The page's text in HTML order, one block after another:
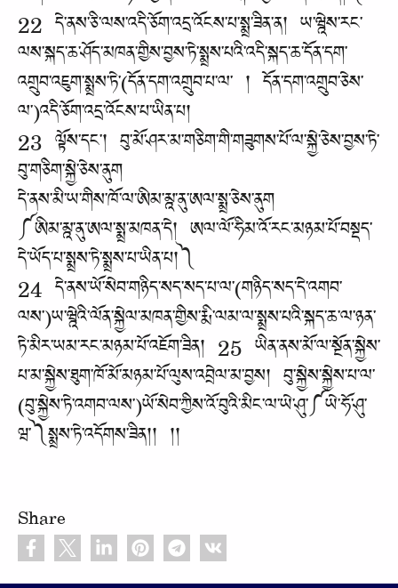
22 དེ་ནས་ཅི་ལས་འདི་ཅོག་འདྲ་འོངས་པ་སྨྲ་ཟིན་ན། ཡ་ཝྰེས་རང་
ལས་སྐད་ཆ་ཤོད་མཁན་གྱིས་བྱས་ཏེ་སྨྲས་པའི་འདི་སྐད་ཆ་དོན་དག་
འགྲུབ་འཇུག་སྨྲས་ཏེ་(དོན་དག་འགྲུབ་པ་ལ་ ། དོན་དག་འགྲུབ་ཅེས་
ལ་)འདི་ཅོག་འདྲ་འོངས་པ་ཡིན་པ།
23 ལྟོས་དང་། བུ་མོ་ཤར་མ་གཅིག་གི་གཟུགས་པོ་ལ་སྐྱེ་ཅེས་བྱས་ཏེ་
བུ་གཅིག་སྐྱེ་ཅེས་ནུག
དེ་ནས་མི་ཡ་གིས་ཁོ་ལ་ཨིམ་མྰ་ནུ་ཨལ་སྨྲ་ཅེས་ནུག
༼ཨིམ་མྰ་ནུ་ཨལ་སྨྲ་མཁན་དེ། ཨལ་ལོ་ཧིམ་འོ་རང་མཉམ་པོ་བསྡད་
དེ་ཡོད་པ་སྨྲས་ཏེ་སྨྲས་པ་ཡིན་པ།༽
24 དེ་ནས་ཡོ་སེབ་གཉིད་སད་སད་པ་ལ་(གཉིད་སད་དེ་འགབ་
ལས་)ཡ་ཝྰེའི་ལོན་སྐྱེལ་མཁན་གྱིས་རྨི་ལམ་ལ་སྨྲས་པའི་སྐད་ཆ་ལ་ཉན་
ཏེ་མིར་ཡམ་རང་མཉམ་པོ་འཇོག་ཟིན། 25 ཡིན་ནས་མོ་ལ་སྔོན་སྐྱེས་
པ་མ་སྐྱེས་ཐུག་ཁོ་མོ་མཉམ་པོ་ལུས་འབྲེལ་མ་བྱས། བུ་སྐྱེས་སྐྱེས་པ་ལ་
(བུ་སྐྱེས་ཏེ་འགབ་ལས་)ཡོ་སེབ་ཀྱིས་འོ་བུའི་མིང་ལ་ཡེ་ཤུ་༼ཡེ་ཧོ་ཤུ་
ཝ་༽སྨྲས་ཏེ་འདོགས་ཟིན།། །།
Share